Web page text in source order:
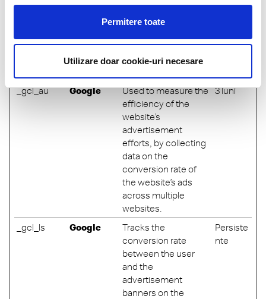
Permitere toate
Utilizare doar cookie-uri necesare
Platforms, deliver a series of
advertisement
time bidding from
third party
_gcl_au Google
Used to measure the
efficiency of the
website’s
advertisement
efforts, by collecting
data on the
conversion rate of
the website’s ads
across multiple
websites.
3 luni
_gcl_ls Google
Tracks the
conversion rate
between the user
and the
advertisement
banners on the
Persiste
nte